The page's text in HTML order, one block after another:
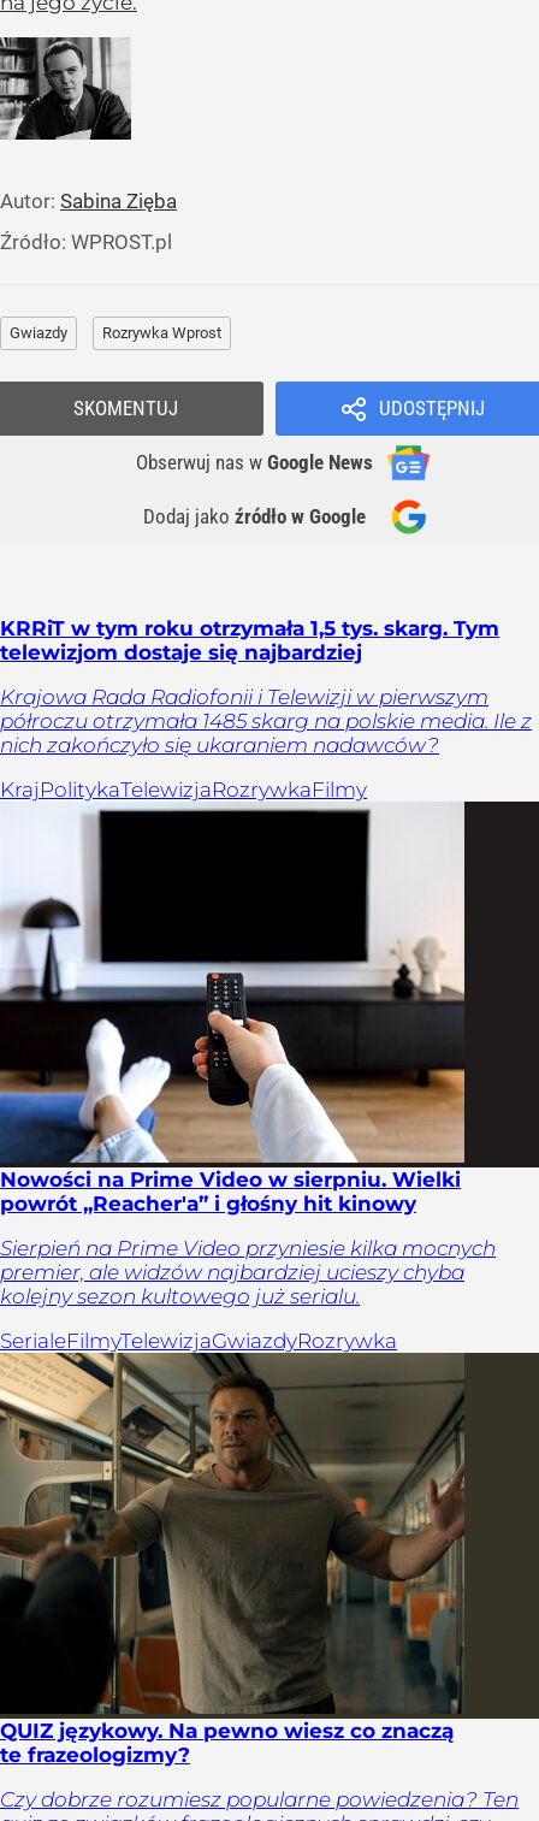
Autor: Sabina Zięba
Źródło: WPROST.pl
Gwiazdy Rozrywka Wprost
UDOSTĘPNIJ
Obserwuj nas w Google News
Dodaj jako źródło w Google
SKOMENTUJ
KRRiT w tym roku otrzymała 1,5 tys. skarg. Tym
telewizjom dostaje się najbardziej
Krajowa Rada Radiofonii i Telewizji w pierwszym
półroczu otrzymała 1485 skarg na polskie media. Ile z
nich zakończyło się ukaraniem nadawców?
Kraj PolitykaTelewizjaRozrywkaFilmy
Nowości na Prime Video w sierpniu. Wielki
powrót „Reacher'a” i głośny hit kinowy
Sierpień na Prime Video przyniesie kilka mocnych
premier, ale widzów najbardziej ucieszy chyba
kolejny sezon kultowego już serialu.
SerialeFilmyTelewizjaGwiazdyRozrywka
QUIZ językowy. Na pewno wiesz co znaczą
te frazeologizmy?
Czy dobrze rozumiesz popularne powiedzenia? Ten